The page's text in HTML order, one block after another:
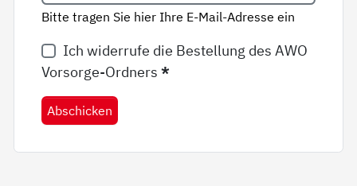
Bitte tragen Sie hier Ihre E-Mail-Adresse ein
Ich widerrufe die Bestellung des AWO
Vorsorge-Ordners*
Abschicken